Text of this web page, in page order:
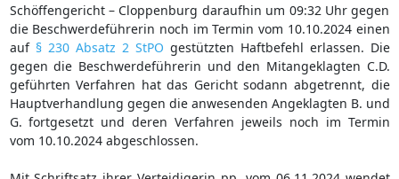
Schöffengericht – Cloppenburg daraufhin um 09:32 Uhr gegen
die Beschwerdeführerin noch im Termin vom 10.10.2024 einen
auf § 230 Absatz 2 StPO gestützten Haftbefehl erlassen. Die
gegen die Beschwerdeführerin und den Mitangeklagten C.D.
geführten Verfahren hat das Gericht sodann abgetrennt, die
Hauptverhandlung gegen die anwesenden Angeklagten B. und
G. fortgesetzt und deren Verfahren jeweils noch im Termin
vom 10.10.2024 abgeschlossen.